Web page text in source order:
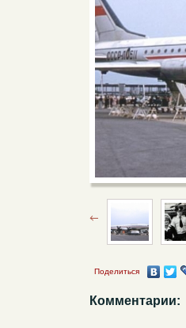
Поделиться
Комментарии: